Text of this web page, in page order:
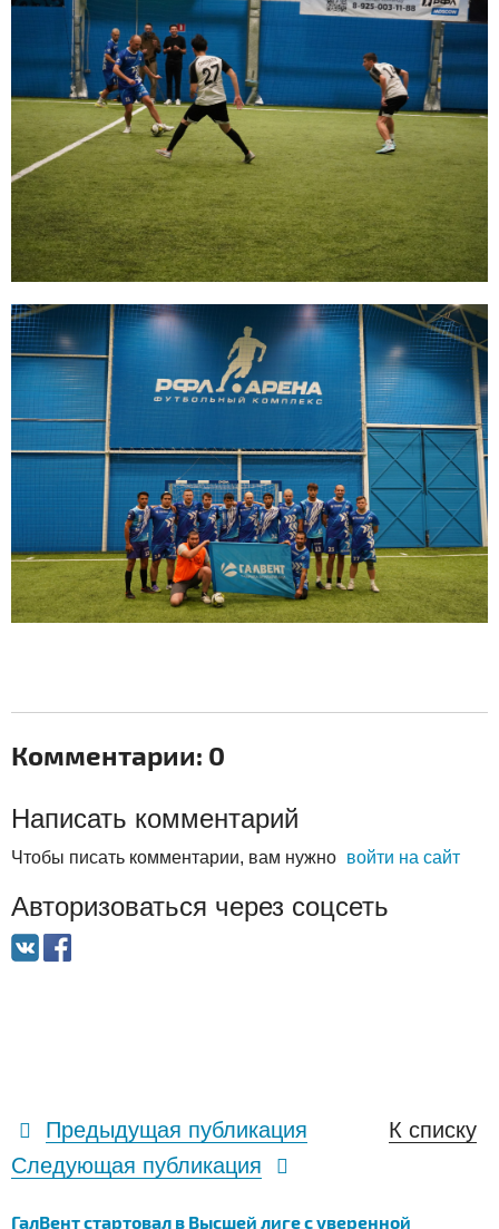
Комментарии: 0
Написать комментарий
Чтобы писать комментарии, вам нужно войти на сайт
Авторизоваться через соцсеть
Предыдущая публикация
К списку
Следующая публикация
ГалВент стартовал в Высшей лиге с уверенной